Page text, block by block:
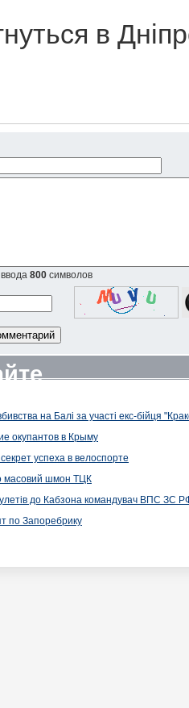
в
800 символов
на Балі за участі екс-бійця
окупантов в Крыму
успеха в велоспорте
масовий шмон ТЦК
улетів до Кабзона командувач ВПС ЗС
по Запоребрику